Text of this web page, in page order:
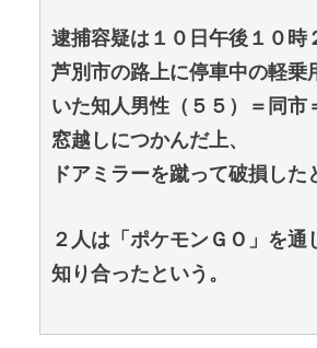
逮捕容疑は１０日午後１０時
芦別市の路上に停車中の軽乗
いた知人男性（５５）＝同市
窓越しにつかんだ上、
ドアミラーを蹴って破損した
２人は「ポケモンＧＯ」を通
知り合ったという。